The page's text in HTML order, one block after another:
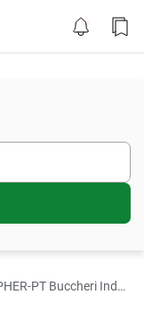
PT Buccheri Indonesia